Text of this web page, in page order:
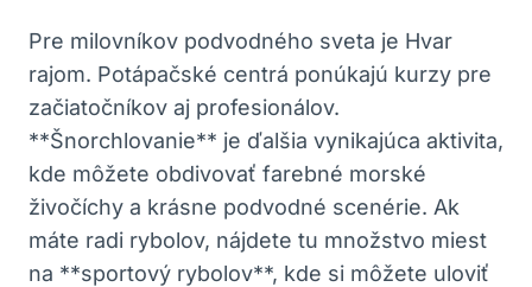
Pre milovníkov podvodného sveta je Hvar
rajom. Potápačské centrá ponúkajú kurzy pre
začiatočníkov aj profesionálov.
**Šnorchlovanie** je ďalšia vynikajúca aktivita,
kde môžete obdivovať farebné morské
živočíchy a krásne podvodné scenérie. Ak
máte radi rybolov, nájdete tu množstvo miest
na **sportový rybolov**, kde si môžete uloviť